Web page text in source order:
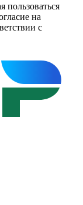
пользоваться
на
с